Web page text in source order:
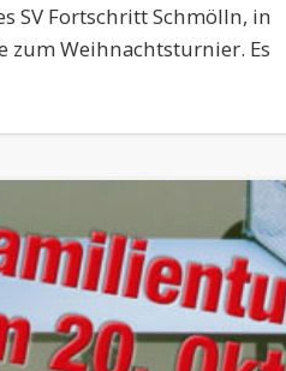
SV Fortschritt Schmölln, in
zum Weihnachtsturnier. Es